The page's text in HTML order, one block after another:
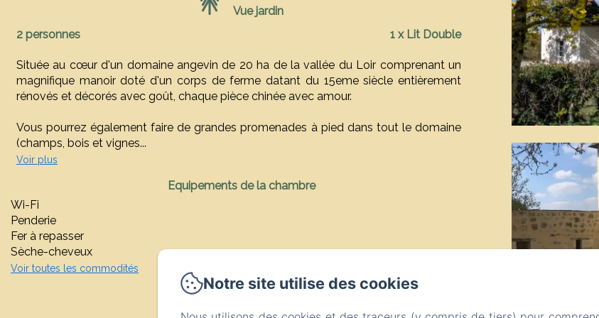
Vue jardin
2 personnes
1 x Lit Double
Située au cœur d'un domaine angevin de 20 ha de la vallée du Loir comprenant un
magnifique manoir doté d'un corps de ferme datant du 15eme siècle entièrement
rénovés et décorés avec goût, chaque pièce chinée avec amour.
Vous pourrez également faire de grandes promenades à pied dans tout le domaine
(champs, bois et vignes...
Voir plus
Equipements de la chambre
Wi-Fi
Penderie
Fer à repasser
Sèche-cheveux
Voir toutes les commodités
Notre site utilise des cookies